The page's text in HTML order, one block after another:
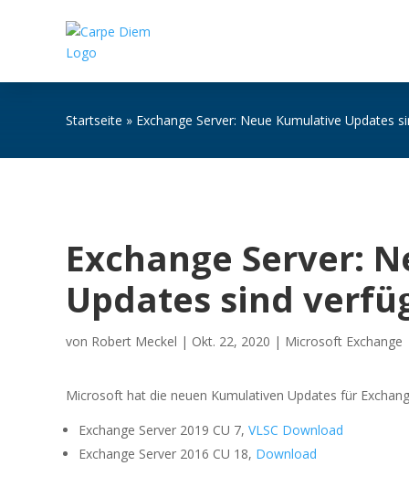
Startseite » Exchange Server: Neue Kumulative Updates
Exchange Server:
Updates sind
von Robert Meckel | Okt. 22, 2020 | Microsoft Exchange
Microsoft hat die neuen Kumulativen Updates für
Exchange Server 2019 CU 7, VLSC Download
Exchange Server 2016 CU 18, Download